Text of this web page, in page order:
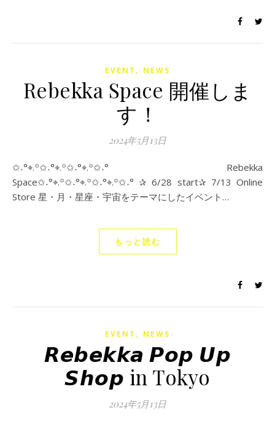
EVENT , NEWS
Rebekka Space 開催しま
す！
2024年5月13日
✩˖°⌖.꙳✩˖°⌖.꙳✩˖°⌖.꙳✩˖° Rebekka
Space✩˖°⌖.꙳✩˖°⌖.꙳✩˖°⌖.꙳✩˖° ✰ 6/28 start✰ 7/13 Online
Store 星・月・星座・宇宙をテーマにしたイベント…
もっと読む
EVENT , NEWS
𝙍𝙚𝙗𝙚𝙠𝙠𝙖 𝙋𝙤𝙥 𝙐𝙥
𝙎𝙝𝙤𝙥 in Tokyo
2024年5月13日